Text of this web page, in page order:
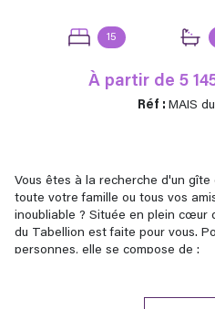
15
À partir de 5
Réf : MAIS
Vous êtes à la recherche d'un
toute votre famille ou tous vos
inoubliable ? Située en plein cœur
du Tabellion est faite pour vous.
personnes, elle se compose de :
suspendue, une cuisine, une